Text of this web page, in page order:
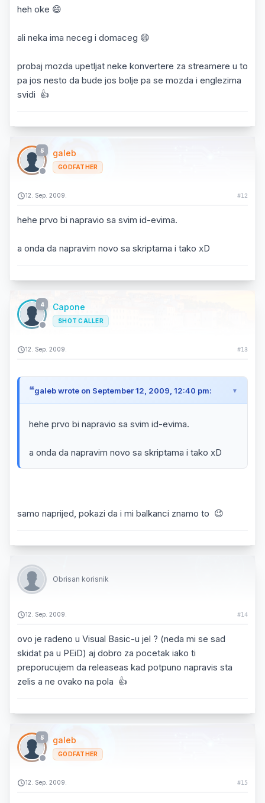
heh oke 😄
ali neka ima neceg i domaceg 😄
probaj mozda upetljat neke konvertere za streamere u to
pa jos nesto da bude jos bolje pa se mozda i englezima
svidi 👍
5 galeb
GODFATHER
12. Sep. 2009. #12
hehe prvo bi napravio sa svim id-evima.
a onda da napravim novo sa skriptama i tako xD
4 Capone
SHOT CALLER
12. Sep. 2009. #13
galeb wrote on September 12, 2009, 12:40 pm:
hehe prvo bi napravio sa svim id-evima.
a onda da napravim novo sa skriptama i tako xD
samo naprijed, pokazi da i mi balkanci znamo to 😉
Obrisan korisnik
12. Sep. 2009. #14
ovo je radeno u Visual Basic-u jel ? (neda mi se sad
skidat pa u PEiD) aj dobro za pocetak iako ti
preporucujem da releaseas kad potpuno napravis sta
zelis a ne ovako na pola 👍
5 galeb
GODFATHER
12. Sep. 2009. #15